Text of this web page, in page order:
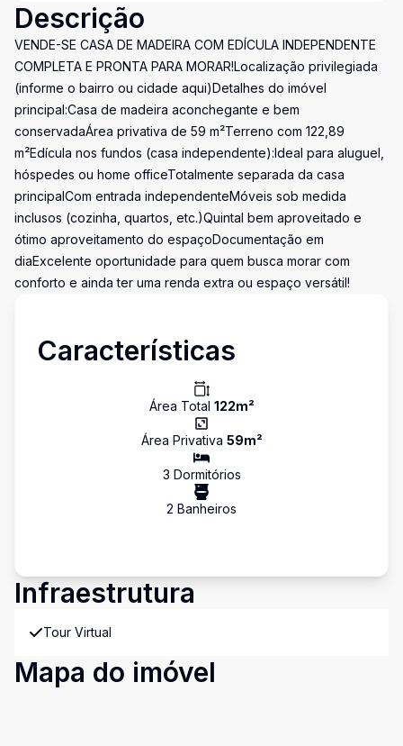
Descrição
VENDE-SE CASA DE MADEIRA COM EDÍCULA INDEPENDENTE
COMPLETA E PRONTA PARA MORAR!Localização privilegiada
(informe o bairro ou cidade aqui)Detalhes do imóvel
principal:Casa de madeira aconchegante e bem
conservadaÁrea privativa de 59 m²Terreno com 122,89
m²Edícula nos fundos (casa independente):Ideal para aluguel,
hóspedes ou home officeTotalmente separada da casa
principalCom entrada independenteMóveis sob medida
inclusos (cozinha, quartos, etc.)Quintal bem aproveitado e
ótimo aproveitamento do espaçoDocumentação em
diaExcelente oportunidade para quem busca morar com
conforto e ainda ter uma renda extra ou espaço versátil!
Características
Área Total 122m²
Área Privativa 59m²
3 Dormitórios
2 Banheiros
Infraestrutura
Tour Virtual
Mapa do imóvel